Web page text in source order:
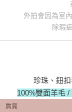
外拍會因為室
除瑕
珍珠、鈕
100%雙面羊毛
肩寬